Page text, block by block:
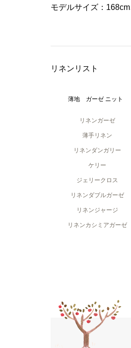
モデルサイズ：
リネンリスト
薄地 ガーゼ ニット
リネンガーゼ
薄手リネン
リネンダンガリー
ケリー
ジェリークロス
リネンダブルガーゼ
リネンジャージ
リネンカシミアガーゼ